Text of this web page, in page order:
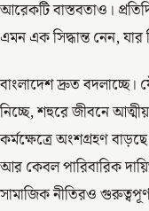
আরেকটি বাস্তবতাও।
এমন এক সিদ্ধান্ত নেন, যার
বাংলাদেশ দ্রুত
নিচ্ছে, শহুরে জীবনে
কর্মক্ষেত্রে অংশগ্রহণ
আর কেবল পারিবারিক
সামাজিক নীতিরও